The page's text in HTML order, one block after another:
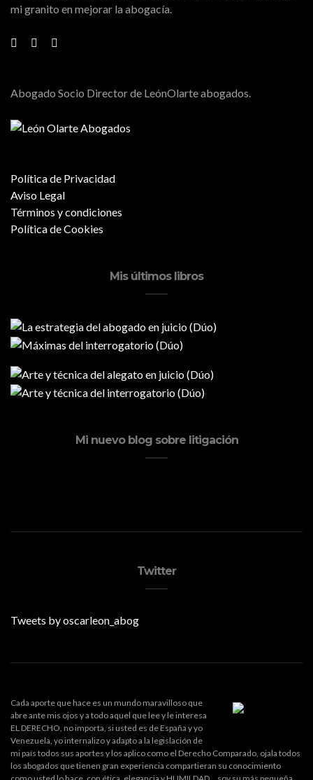
mi granito en mejorar la abogacía.
Abogado Socio Director de LeónOlarte abogados.
Política de Privacidad
Aviso Legal
Términos y condiciones
Política de Cookies
Mis últimos libros
Mi nuevo blog sobre litigación
Twitter
Tweets by oscarleon_abog
Cada aporte que hace es un mundo maravilloso que
abre ante mis ojos y a todo aquel que lee y le interesa
EL DERECHO, no importa, si usted es de España y yo
Venezuela, yo internalizo y adapto a la legislación de
mi país todos sus aportes y los aplico como el Derecho Comparado, ojala todos
los abogados que tienen gran experiencia compartieran su conocimiento